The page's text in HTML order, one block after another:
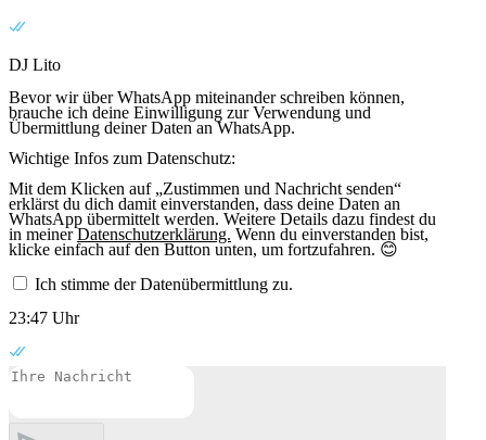
DJ Lito
Bevor wir über WhatsApp miteinander schreiben können,
brauche ich deine Einwilligung zur Verwendung und
Übermittlung deiner Daten an WhatsApp.
Wichtige Infos zum Datenschutz:
Mit dem Klicken auf „Zustimmen und Nachricht senden“
erklärst du dich damit einverstanden, dass deine Daten an
WhatsApp übermittelt werden. Weitere Details dazu findest du
in meinerDatenschutzerklärung. Wenn du einverstanden bist,
klicke einfach auf den Button unten, um fortzufahren. 😊
Ich stimme der Datenübermittlung zu.
23:47 Uhr